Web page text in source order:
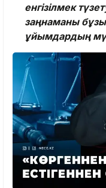
енгізілмек
заңнаманы
ұйымдардың